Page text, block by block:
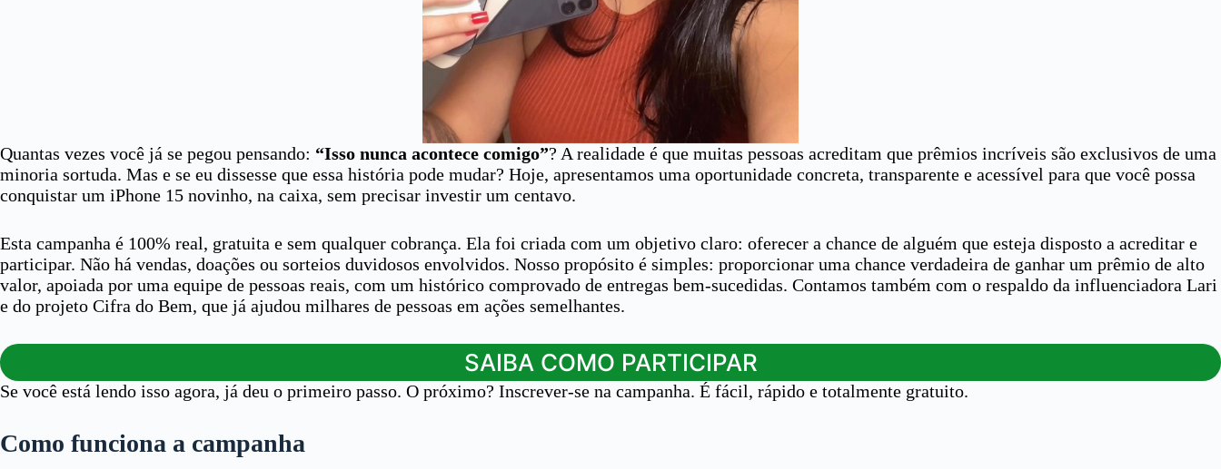
Quantas vezes você já se pegou pensando: “Isso nunca acontece comigo”? A realidade é que muitas pessoas acreditam que prêmios incríveis são exclusivos de uma
minoria sortuda. Mas e se eu dissesse que essa história pode mudar? Hoje, apresentamos uma oportunidade concreta, transparente e acessível para que você possa
conquistar um iPhone 15 novinho, na caixa, sem precisar investir um centavo.
Esta campanha é 100% real, gratuita e sem qualquer cobrança. Ela foi criada com um objetivo claro: oferecer a chance de alguém que esteja disposto a acreditar e
participar. Não há vendas, doações ou sorteios duvidosos envolvidos. Nosso propósito é simples: proporcionar uma chance verdadeira de ganhar um prêmio de alto
valor, apoiada por uma equipe de pessoas reais, com um histórico comprovado de entregas bem-sucedidas. Contamos também com o respaldo da influenciadora Lari
e do projeto Cifra do Bem, que já ajudou milhares de pessoas em ações semelhantes.
SAIBA COMO PARTICIPAR
Se você está lendo isso agora, já deu o primeiro passo. O próximo? Inscrever-se na campanha. É fácil, rápido e totalmente gratuito.
Como funciona a campanha